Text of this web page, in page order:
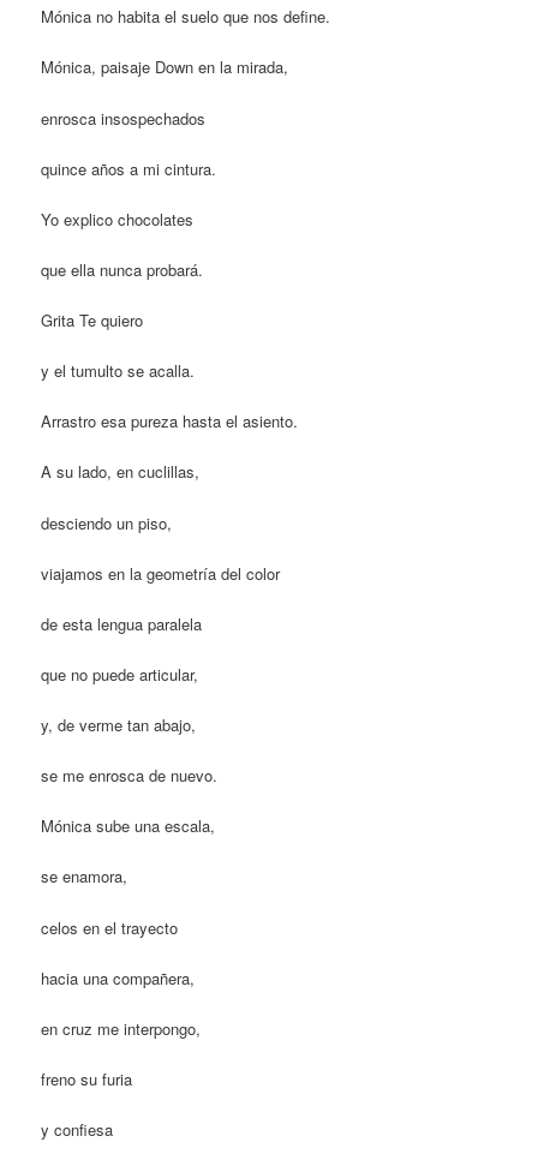
Mónica no habita el suelo que nos define.
Mónica, paisaje Down en la mirada,
enrosca insospechados
quince años a mi cintura.
Yo explico chocolates
que ella nunca probará.
Grita Te quiero
y el tumulto se acalla.
Arrastro esa pureza hasta el asiento.
A su lado, en cuclillas,
desciendo un piso,
viajamos en la geometría del color
de esta lengua paralela
que no puede articular,
y, de verme tan abajo,
se me enrosca de nuevo.
Mónica sube una escala,
se enamora,
celos en el trayecto
hacia una compañera,
en cruz me interpongo,
freno su furia
y confiesa